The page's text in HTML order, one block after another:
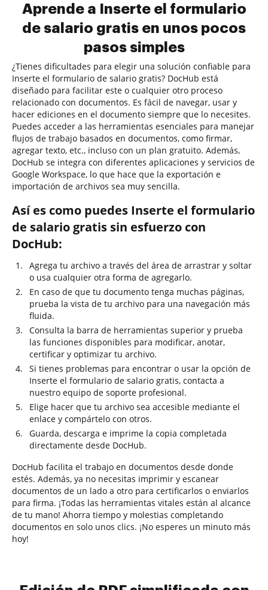
Aprende a Inserte el formulario
de salario gratis en unos pocos
pasos simples
¿Tienes dificultades para elegir una solución confiable para
Inserte el formulario de salario gratis? DocHub está
diseñado para facilitar este o cualquier otro proceso
relacionado con documentos. Es fácil de navegar, usar y
hacer ediciones en el documento siempre que lo necesites.
Puedes acceder a las herramientas esenciales para manejar
flujos de trabajo basados en documentos, como firmar,
agregar texto, etc., incluso con un plan gratuito. Además,
DocHub se integra con diferentes aplicaciones y servicios de
Google Workspace, lo que hace que la exportación e
importación de archivos sea muy sencilla.
Así es como puedes Inserte el formulario
de salario gratis sin esfuerzo con
DocHub:
Agrega tu archivo a través del área de arrastrar y soltar
o usa cualquier otra forma de agregarlo.
En caso de que tu documento tenga muchas páginas,
prueba la vista de tu archivo para una navegación más
fluida.
Consulta la barra de herramientas superior y prueba
las funciones disponibles para modificar, anotar,
certificar y optimizar tu archivo.
Si tienes problemas para encontrar o usar la opción de
Inserte el formulario de salario gratis, contacta a
nuestro equipo de soporte profesional.
Elige hacer que tu archivo sea accesible mediante el
enlace y compártelo con otros.
Guarda, descarga e imprime la copia completada
directamente desde DocHub.
DocHub facilita el trabajo en documentos desde donde
estés. Además, ya no necesitas imprimir y escanear
documentos de un lado a otro para certificarlos o enviarlos
para firma. ¡Todas las herramientas vitales están al alcance
de tu mano! Ahorra tiempo y molestias completando
documentos en solo unos clics. ¡No esperes un minuto más
hoy!